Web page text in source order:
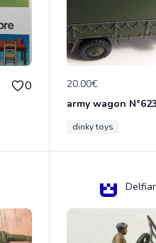
0 20.00€
army wagon N°623
dinky toys
Delfiar